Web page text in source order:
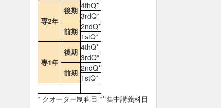
専2年
後期 4thQ*
3rdQ*
前期 2ndQ*
1stQ*
専1年
後期 4thQ*
3rdQ*
前期 2ndQ*
1stQ*
* クオーター制科目 ** 集中講義科目